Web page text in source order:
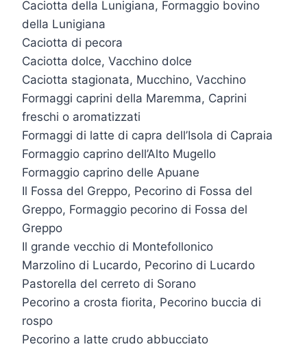
Caciotta della Lunigiana, Formaggio bovino
della Lunigiana
Caciotta di pecora
Caciotta dolce, Vacchino dolce
Caciotta stagionata, Mucchino, Vacchino
Formaggi caprini della Maremma, Caprini
freschi o aromatizzati
Formaggi di latte di capra dell’Isola di Capraia
Formaggio caprino dell’Alto Mugello
Formaggio caprino delle Apuane
Il Fossa del Greppo, Pecorino di Fossa del
Greppo, Formaggio pecorino di Fossa del
Greppo
Il grande vecchio di Montefollonico
Marzolino di Lucardo, Pecorino di Lucardo
Pastorella del cerreto di Sorano
Pecorino a crosta fiorita, Pecorino buccia di
rospo
Pecorino a latte crudo abbucciato